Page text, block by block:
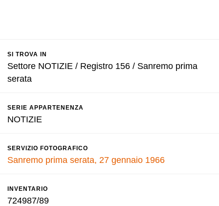
SI TROVA IN
Settore NOTIZIE / Registro 156 / Sanremo prima
serata
SERIE APPARTENENZA
NOTIZIE
SERVIZIO FOTOGRAFICO
Sanremo prima serata, 27 gennaio 1966
INVENTARIO
724987/89